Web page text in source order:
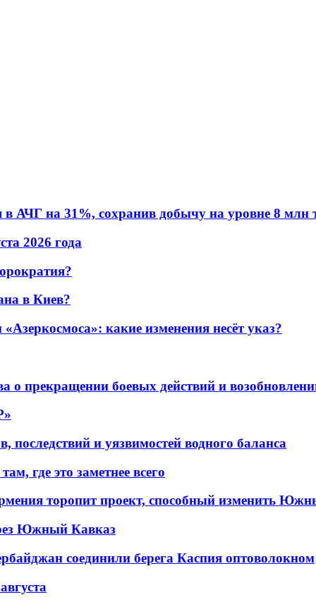
АЧГ на 31%, сохранив добычу на уровне 8 млн
2026 года
в Киев?
какие изменения несёт указ?
прекращении боевых действий и
последствий и уязвимостей водного баланса
где это заметнее всего
торопит проект, способный изменить
Южный Кавказ
соединили берега Каспия оптоволокном